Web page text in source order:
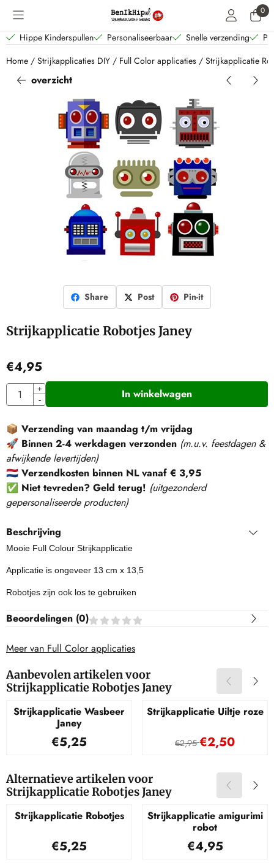
Cookievoorkeuren zijn beschikbaar. Kies instellingen of sta alle 0
Hippe Kinderspullen Personaliseerbaar Snelle verzending
Home / Strijkapplicaties DIY / Full Color applicaties / Strijkapplicatie
overzicht
Share Post Pin-it
Strijkapplicatie Robotjes Janey
€4,95
Aantal
+
-
In winkelwagen
📦 Verzending van maandag t/m vrijdag
🚀 Binnen 2-4 werkdagen verzonden (m.u.v. feestdagen &
afwijkende levertijden)
🇳🇱 Verzendkosten binnen NL vanaf € 3,95
✅ Niet tevreden? Geld terug! (uitgezonderd
gepersonaliseerde producten)
Beschrijving
Mooie Full Colour Strijkapplicatie
Applicatie is ongeveer 13 cm x 13,5
Robotjes zijn ook los te gebruiken
Beoordelingen (0)
Meer van Full Color applicaties
Aanbevolen artikelen voor
Strijkapplicatie Robotjes Janey
Strijkapplicatie Wasbeer
Janey
Prijs: 5,25
€5,25
Strijkapplicatie Uiltje roze
Van 2,95 voor
€2,95€2,50
Alternatieve artikelen voor
Strijkapplicatie Robotjes Janey
Strijkapplicatie Robotjes
Prijs: 5,25
€5,25
Strijkapplicatie amigurimi
robot
Prijs: 4,95
€4,95